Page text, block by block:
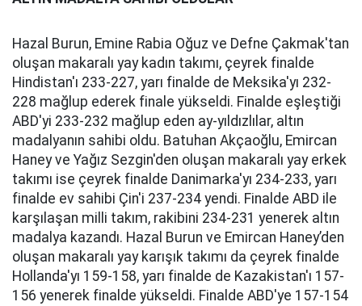
Hazal Burun, Emine Rabia Oğuz ve Defne Çakmak'tan
oluşan makaralı yay kadın takımı, çeyrek finalde
Hindistan'ı 233-227, yarı finalde de Meksika'yı 232-
228 mağlup ederek finale yükseldi. Finalde eşleştiği
ABD'yi 233-232 mağlup eden ay-yıldızlılar, altın
madalyanın sahibi oldu. Batuhan Akçaoğlu, Emircan
Haney ve Yağız Sezgin'den oluşan makaralı yay erkek
takımı ise çeyrek finalde Danimarka'yı 234-233, yarı
finalde ev sahibi Çin'i 237-234 yendi. Finalde ABD ile
karşılaşan milli takım, rakibini 234-231 yenerek altın
madalya kazandı. Hazal Burun ve Emircan Haney’den
oluşan makaralı yay karışık takımı da çeyrek finalde
Hollanda'yı 159-158, yarı finalde de Kazakistan'ı 157-
156 yenerek finalde yükseldi. Finalde ABD'ye 157-154